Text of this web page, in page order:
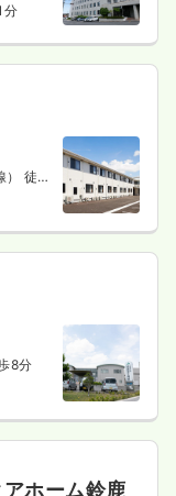
分
徒歩
8分
ホーム鈴鹿